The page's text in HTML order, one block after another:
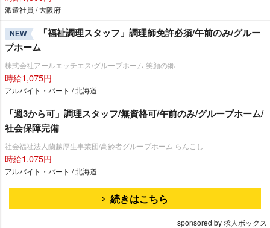
派遣社員 / 大阪府
NEW
「福祉調理スタッフ」調理師免許必須/午前のみ/グルー
プホーム
株式会社アールエッチエス/グループホーム 笑顔の郷
時給1,075円
アルバイト・パート / 北海道
「週3から可」調理スタッフ/無資格可/午前のみ/グループホーム/
社会保障完備
社会福祉法人蘭越厚生事業団/高齢者グループホーム らんこし
時給1,075円
アルバイト・パート / 北海道
続きはこちら
sponsored by 求人ボックス